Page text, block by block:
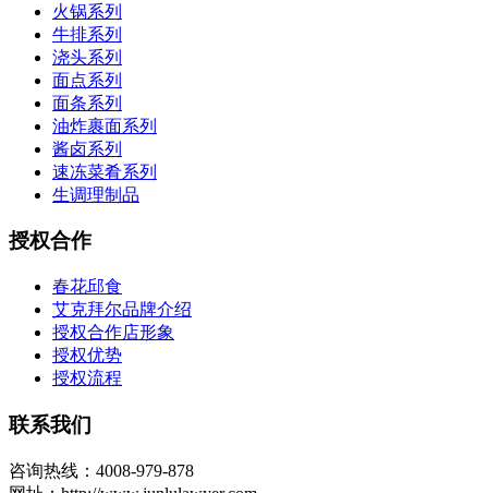
火锅系列
牛排系列
浇头系列
面点系列
面条系列
油炸裹面系列
酱卤系列
速冻菜肴系列
生调理制品
授权合作
春花邱食
艾克拜尔品牌介绍
授权合作店形象
授权优势
授权流程
联系我们
咨询热线：4008-979-878